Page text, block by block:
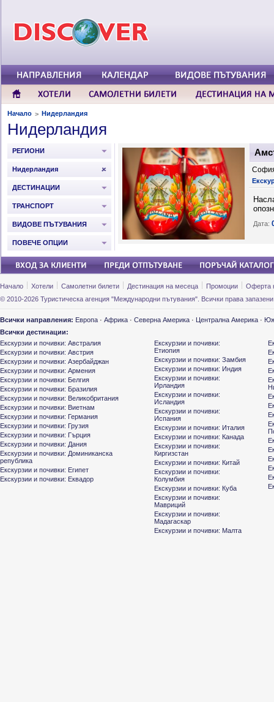
Начало > Нидерландия
Нидерландия
РЕГИОНИ
Нидерландия
ДЕСТИНАЦИИ
ТРАНСПОРТ
ВИДОВЕ ПЪТУВАНИЯ
ПОВЕЧЕ ОПЦИИ
Дата:
Начало Хотели Самолетни билети Дестинация на месеца Промоции
Оферта
© 2010-2026 Туристическа агенция "Международни пътувания". Всички права
Всички направления: Европа · Африка · Северна Америка · Централна Америка ·
Всички дестинации:
Екскурзии и почивки: Австралия
Екскурзии и почивки: Австрия
Екскурзии и почивки: Азербайджан
Екскурзии и почивки: Армения
Екскурзии и почивки: Белгия
Екскурзии и почивки: Бразилия
Екскурзии и почивки: Великобритания
Екскурзии и почивки: Виетнам
Екскурзии и почивки: Германия
Екскурзии и почивки: Грузия
Екскурзии и почивки: Гърция
Екскурзии и почивки: Дания
Екскурзии и почивки: Доминиканска
република
Екскурзии и почивки: Египет
Екскурзии и почивки: Еквадор
Екскурзии и почивки:
Етиопия
Екскурзии и почивки: Замбия
Екскурзии и почивки: Индия
Екскурзии и почивки:
Ирландия
Екскурзии и почивки:
Исландия
Екскурзии и почивки:
Испания
Екскурзии и почивки: Италия
Екскурзии и почивки: Канада
Екскурзии и почивки:
Киргизстан
Екскурзии и почивки: Китай
Екскурзии и почивки:
Колумбия
Екскурзии и почивки: Куба
Екскурзии и почивки:
Мавриций
Екскурзии и почивки:
Мадагаскар
Екскурзии и почивки: Малта